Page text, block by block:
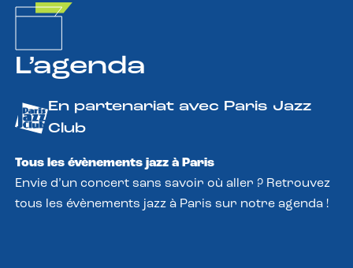
L’agenda
En partenariat avec Paris Jazz
Club
Tous les évènements jazz à Paris
Envie d’un concert sans savoir où aller ? Retrouvez
tous les évènements jazz à Paris sur notre agenda !